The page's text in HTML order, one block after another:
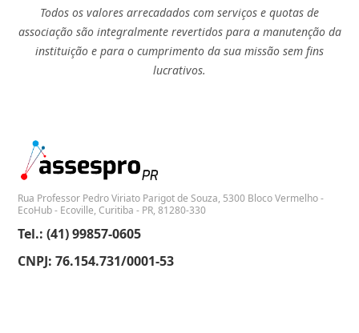
Todos os valores arrecadados com serviços e quotas de
associação são integralmente revertidos para a manutenção da
instituição e para o cumprimento da sua missão sem fins
lucrativos.
Rua Professor Pedro Viriato Parigot de Souza, 5300 Bloco Vermelho -
EcoHub - Ecoville, Curitiba - PR, 81280-330
Tel.: (41) 99857-0605
CNPJ: 76.154.731/0001-53